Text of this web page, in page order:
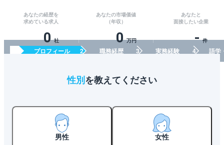
あなたの経歴を
求めている求人
0 社
あなたの市場価値
（年収）
0 万円
あなたと
面接したい企業
- 件
プロフィール 職務経歴 実務経験 語学
性別を教えてください
男性 女性